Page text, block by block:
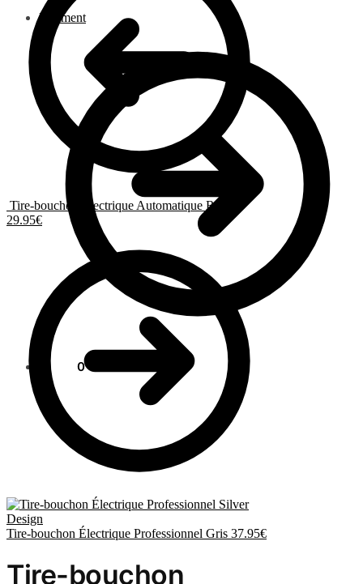
Paiement
0.00 0
Tire-bouchon Électrique Automatique Rouge
29.95€
Tire-bouchon Électrique Professionnel Gris 37.95€
Tire-bouchon